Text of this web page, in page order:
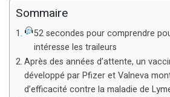
Sommaire
52 secondes pour comprendre
intéresse les traileurs
Après des années d’attente, un
développé par Pfizer et Valneva
d’efficacité contre la maladie de